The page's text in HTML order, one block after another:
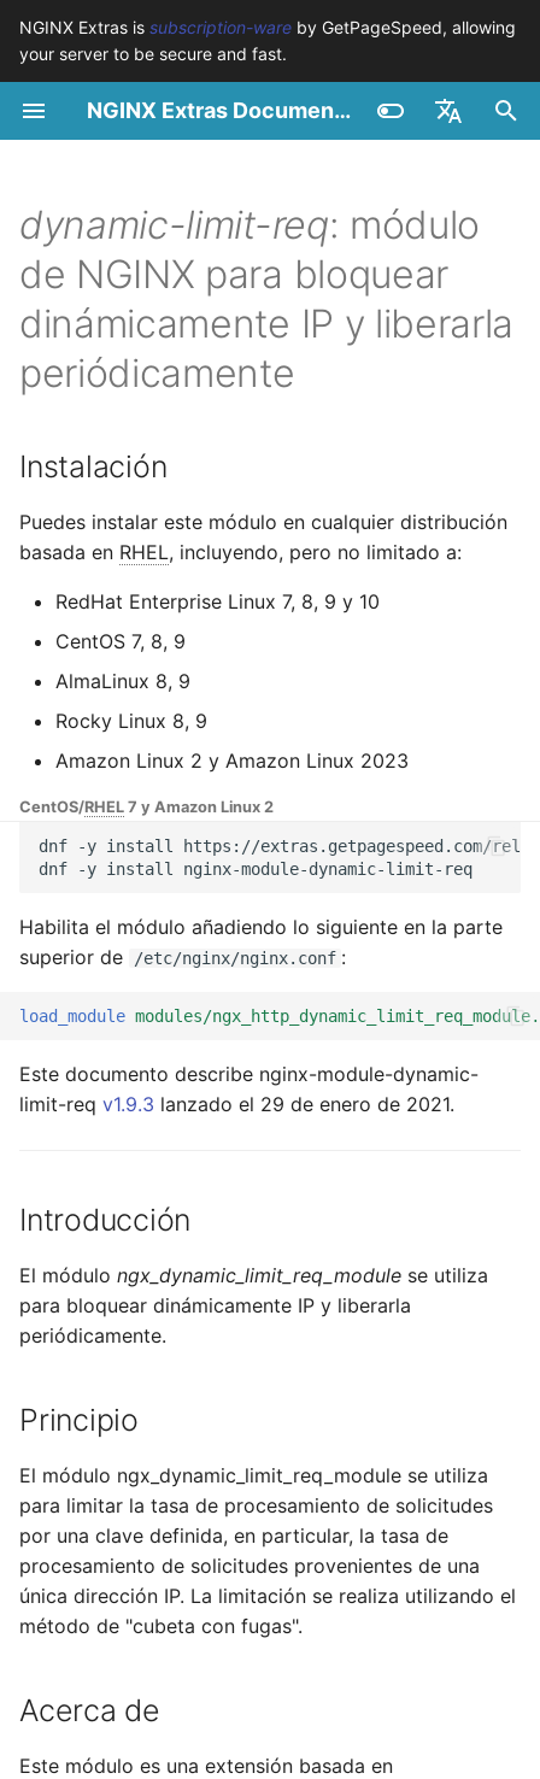
NGINX Extras is subscription-ware by GetPageSpeed, allowing
your server to be secure and fast.
NGINX Extras Documentation
Español
Deutsch
Français
I
n
n
d
u
Variables $bot_name
$bot_producer
$browser_engine
$browser_version
$device_type
$is_bot
$is_console
$is_tablet
$os_family
Examples
Troubleshooting
Related
Directives geoip2
geoip2_proxy
geoip2_proxy_recursive
Examples
Troubleshooting
Related
Introducción
Principio
Acerca de
Donar
Extender
Api-count
función de conteo de API,
por favor utiliza limithit-
no todos necesitan esta
función, no se ha
fusionado en la rama
principal. Los usuarios
que no necesitan esta
función pueden omitir
esta descripción del
GitHub
acme
ada
auto-ssl
aws-auth
aws-sdk
balancer
cache
checkups
consul-event
consul
cookie
core
ctxdump
dns
etcd
exec
feishu-auth
fileinfo
ftpclient
global-throttle
healthcheck
hmac
hoedown
VPS/Dedicated -
Cache
cPanel EA4 - Proxy
Rendimiento
Seguridad
RHEL/CentOS
NGINX-MOD - NGINX
mejorado con HTTP/3,
HPACK y verificaciones de
salud para RHEL
Instalar en RHEL, CentOS y
Rocky Linux
Módulos de NGINX para el
Panel de Control de Plesk -
Paquetes RPM
cPanel EA4 - Convierte ea-
nginx en una potencia de
rendimiento y seguridad
Soporte HTTP/3 QUIC de
NGINX - Paquetes RPM
para RHEL y CentOS
Servidor Web Angie -
Instalar en RHEL, CentOS,
dynamic-limit-req: módulo
de NGINX para bloquear
dinámicamente IP y liberarla
periódicamente
Instalación
Puedes instalar este módulo en cualquier distribución
basada en RHEL, incluyendo, pero no limitado a:
RedHat Enterprise Linux 7, 8, 9 y 10
CentOS 7, 8, 9
AlmaLinux 8, 9
Rocky Linux 8, 9
Amazon Linux 2 y Amazon Linux 2023
CentOS/RHEL 7 y Amazon Linux 2
dnf -y install
https://extras.getpagespeed.com/
dnf
-y install
Habilita el módulo añadiendo lo siguiente en la parte
superior de
/etc/nginx/nginx.conf :
load_module modules/
Este documento describe nginx-module-dynamic-
limit-req v1.9.3 lanzado el 29 de enero de 2021.
Introducción
El módulo ngx_dynamic_limit_req_module se utiliza
para bloquear dinámicamente IP y liberarla
periódicamente.
Principio
El módulo ngx_dynamic_limit_req_module se utiliza
para limitar la tasa de procesamiento de solicitudes
por una clave definida, en particular, la tasa de
procesamiento de solicitudes provenientes de una
única dirección IP. La limitación se realiza utilizando el
método de "cubeta con fugas".
Acerca de
Este módulo es una extensión basada en